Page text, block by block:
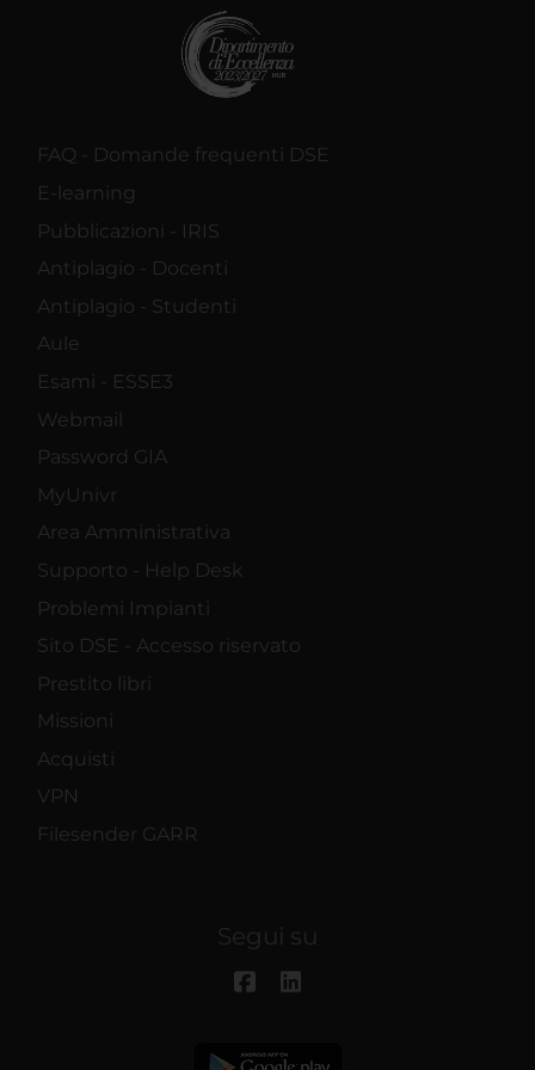
FAQ - Domande frequenti DSE
E-learning
Pubblicazioni - IRIS
Antiplagio - Docenti
Antiplagio - Studenti
Aule
Esami - ESSE3
Webmail
Password GIA
MyUnivr
Area Amministrativa
Supporto - Help Desk
Problemi Impianti
Sito DSE - Accesso riservato
Prestito libri
Missioni
Acquisti
VPN
Filesender GARR
Segui su